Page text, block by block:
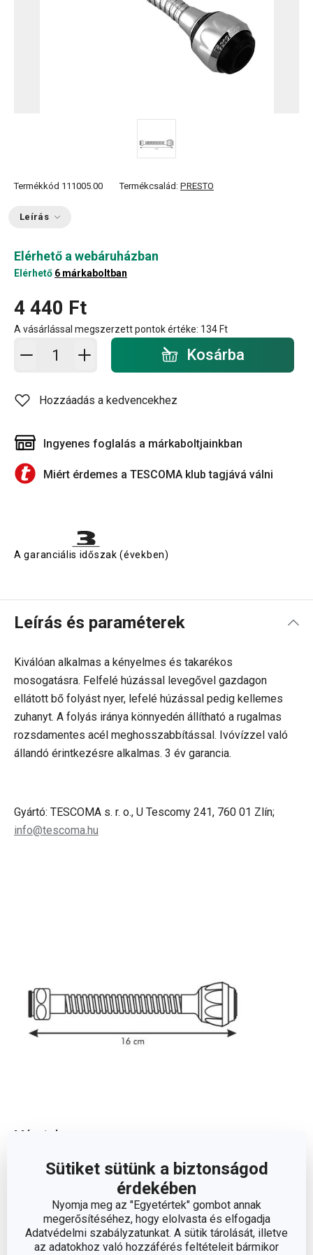
Sütiket sütünk a biztonságod
érdekében
Nyomja meg az "Egyetértek" gombot annak
megerősítéséhez, hogy elolvasta és elfogadja
Adatvédelmi szabályzatunkat. A sütik tárolását, illetve
az adatokhoz való hozzáférés feltételeit bármikor
Termékkód 111005.00 Termékcsalád: PRESTO
Leírás
Elérhető a webáruházban
Elérhető 6 márkaboltban
4 440 Ft
A vásárlással megszerzett pontok értéke: 134 Ft
Kosárba - mennyiség Kosárba
Hozzáadás a kedvencekhez
Ingyenes foglalás a márkaboltjainkban
Miért érdemes a TESCOMA klub tagjává válni
A garanciális időszak (években)
Leírás és paraméterek
Kiválóan alkalmas a kényelmes és takarékos
mosogatásra. Felfelé húzással levegővel gazdagon
ellátott bő folyást nyer, lefelé húzással pedig kellemes
zuhanyt. A folyás iránya könnyedén állítható a rugalmas
rozsdamentes acél meghosszabbítással. Ivóvízzel való
állandó érintkezésre alkalmas. 3 év garancia.
Gyártó: TESCOMA s. r. o., U Tescomy 241, 760 01 Zlín;
info@tescoma.hu
Méretek
A TERMÉK HOSSZA (CM)
Egyéb paraméterek